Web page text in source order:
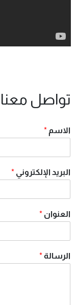
تواصل معنا
الاسم *
البريد الإلكتروني *
العنوان *
الرسالة *